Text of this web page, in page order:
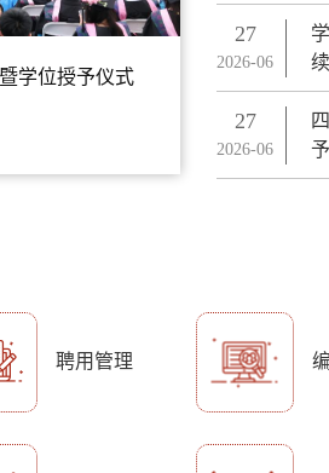
四川大学举行2025级研究生开学
27
2026-06
27
2026-06
聘用管理
境友好高分子